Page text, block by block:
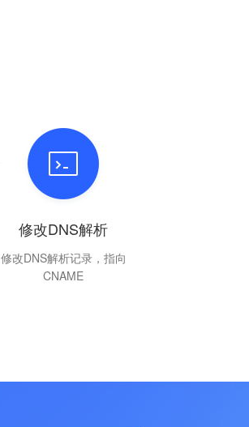
修改DNS解析
修改DNS解析记录，指向
CNAME